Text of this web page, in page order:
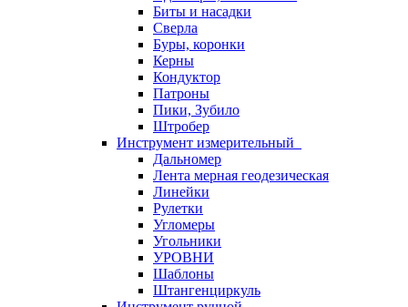
Биты и насадки
Сверла
Буры, коронки
Керны
Кондуктор
Патроны
Пики, Зубило
Штробер
Инструмент измерительный
Дальномер
Лента мерная геодезическая
Линейки
Рулетки
Угломеры
Угольники
УРОВНИ
Шаблоны
Штангенциркуль